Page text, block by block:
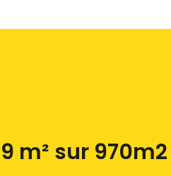
m² sur 970m2